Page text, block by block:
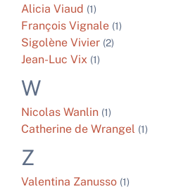
Alicia Viaud (1)
François Vignale (1)
Sigolène Vivier (2)
Jean-Luc Vix (1)
W
Nicolas Wanlin (1)
Catherine de Wrangel (1)
Z
Valentina Zanusso (1)